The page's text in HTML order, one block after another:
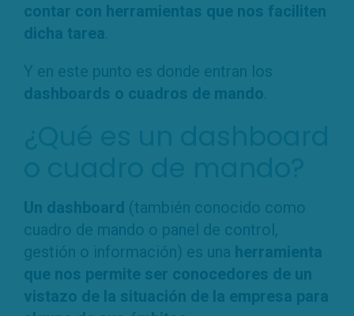
contar con herramientas que nos faciliten
dicha tarea
Y en este punto es donde entran los
dashboards o cuadros de mando
Un dashboard (también conocido como
cuadro de mando o panel de control,
gestión o información) es una herramienta
que nos permite ser conocedores de un
vistazo de la situación de la empresa para